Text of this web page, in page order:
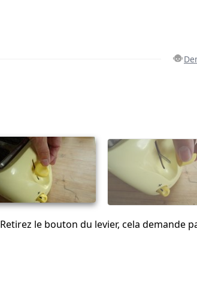
Retirez le bouton du levier, cela demande